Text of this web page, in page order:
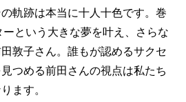
軌跡は本当に十人十色です。巻
という大きな夢を叶え、さらな
敦子さん。誰もが認めるサクセ
つめる前田さんの視点は私たち
ます。